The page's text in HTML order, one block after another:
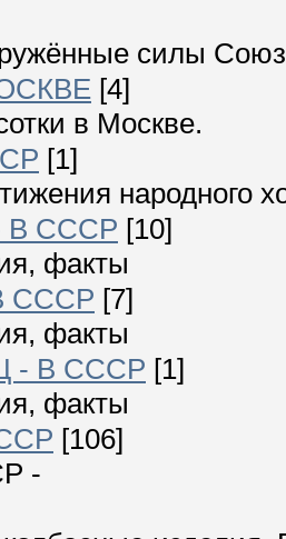
силы
[4]
в Москве.
[1]
народного
В СССР [10]
факты
СССР [7]
факты
- В СССР [1]
факты
[106]
-